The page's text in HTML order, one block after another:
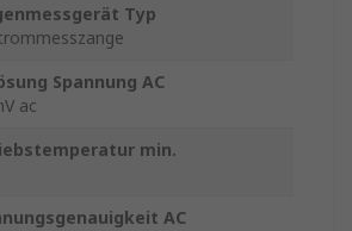
Typ
Spannung AC
ac
min.
AC